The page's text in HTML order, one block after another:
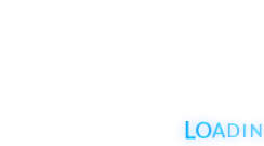
LOAD N